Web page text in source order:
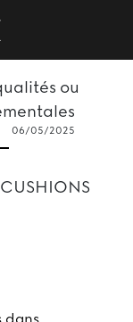
ou
06/05/2025